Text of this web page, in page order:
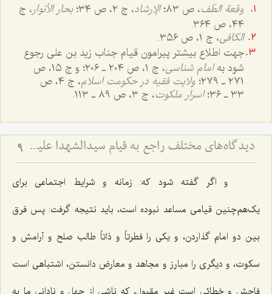
وقعة الطّف، ص ٨٣؛ الإرشاد، ج ٢، ص ٣٤؛ بحار الأنوار، ج
٤٤، ص ٣٦٤.
الکافی، ج ١، ص ٣٥٦.
جهت اطلاع بیشتر پیرامون قیام جناب زید بن علی رجوع
شود بهامام شناسی
، ج ١، ص ٢٠٤ ـ ٢٠٦؛ و ج ١٥، ص
٢٧١ ـ ٢٧٩؛
ولایت فقیه در حکومت اسلام
، ج ٤، ص
٣٣ ـ ٣٦؛
اسرار ملکوت، ج ٣، ص ٨٩ ـ ١١٣.
دیدگاه‌های مختلف راجع به قیام سیدالشهدا علیه السلام - بررسی اجمالی هدف قیام امام حسین علیه‌السلام 9
و اگر گفته شود که: زمانه و شرایط اجتماعی برای
یک‌هم‌چنین قیامی مساعد نبوده است، باید نتیجه گرفت: پس فرق
بین دو امام گذاردن، و یکی را فطرتاً و ذاتاً طالب صلح و آرامش و
سکوت، و دیگری را مبارز و مجاهد و معارض دانستن، اشتباهی است